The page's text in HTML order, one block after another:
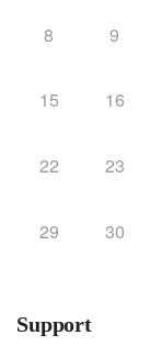
8 9
15 16
22 23
29 30
Support